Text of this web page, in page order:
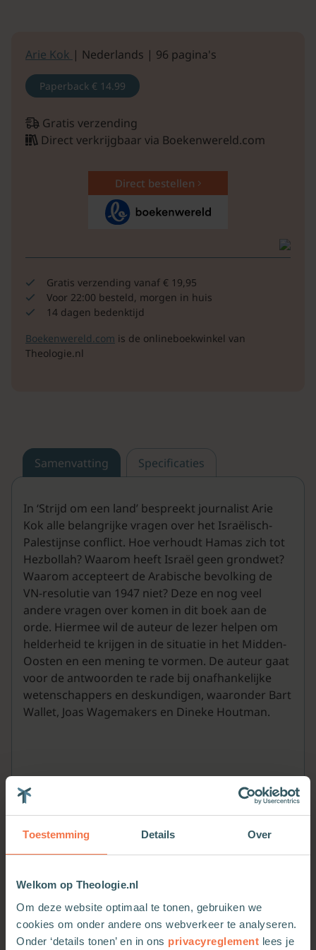
Toestemming Details Over
Welkom op Theologie.nl
Om deze website optimaal te tonen, gebruiken we
cookies om onder andere ons webverkeer te analyseren.
Onder ‘details tonen’ en in ons privacyreglement lees je
Arie Kok | Nederlands | 96 pagina's
Paperback € 14.99
Gratis verzending
Direct verkrijgbaar via Boekenwereld.com
Direct bestellen
Gratis verzending vanaf € 19,95
Voor 22:00 besteld, morgen in huis
14 dagen bedenktijd
Boekenwereld.com is de onlineboekwinkel van
Theologie.nl
Samenvatting Specificaties
In ‘Strijd om een land’ bespreekt journalist Arie
Kok alle belangrijke vragen over het Israëlisch-
Palestijnse conflict. Hoe verhoudt Hamas zich tot
Hezbollah? Waarom heeft Israël geen grondwet?
Waarom accepteert de Arabische bevolking de
VN-resolutie van 1947 niet? Deze en nog veel
andere vragen over komen in dit boek aan de
orde. Hiermee wil de auteur de lezer helpen om
helderheid te krijgen in de situatie in het Midden-
Oosten en een mening te vormen. De auteur gaat
voor de antwoorden te rade bij onafhankelijke
wetenschappers en deskundigen, waaronder Bart
Wallet, Joas Wagemakers en Dineke Houtman.